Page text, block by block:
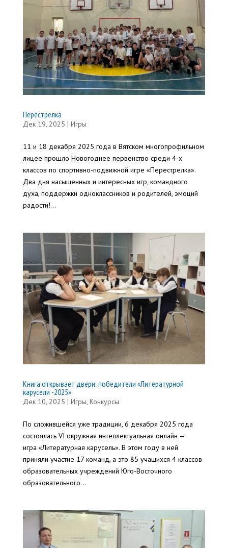
Перестрелка
Дек 19, 2025 | Игры
11 и 18 декабря 2025 года в Вятском многопрофильном
лицее прошло Новогоднее первенство среди 4-х
классов по спортивно-подвижной игре «Перестрелка».
Два дня насыщенных и интересных игр, командного
духа, поддержки одноклассников и родителей, эмоций
радости!...
Книга открывает двери: победители «Литературной
карусели -2025»
Дек 10, 2025 | Игры, Конкурсы
По сложившейся уже традиции, 6 декабря 2025 года
состоялась VI окружная интеллектуальная онлайн —
игра «Литературная карусель». В этом году в ней
приняли участие 17 команд, а это 85 учащихся 4 классов
образовательных учреждений Юго-Восточного
образовательного...